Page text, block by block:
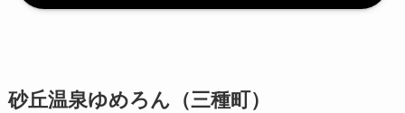
砂丘温泉ゆめろん（三種町）